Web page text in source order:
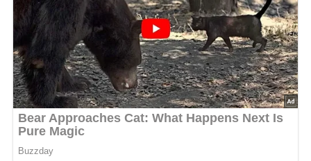
Topf – Für die Blumenkohlzubereitung und das
Ansetzen der Suppe.
Sieb – Zum Abgießen des Blumenkohlwassers.
Schneebesen – Zum Anrühren der Mehlschwitze und
Eimischung.
Messer – Zum Zerkleinern des Blumenkohls.
Aufbewahrung & Haltbarkeit